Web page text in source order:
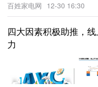
百姓家电网 12-30 16:30
四大因素积极助推，
力